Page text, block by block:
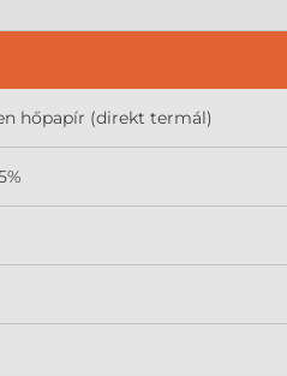
hőpapír (direkt termál)